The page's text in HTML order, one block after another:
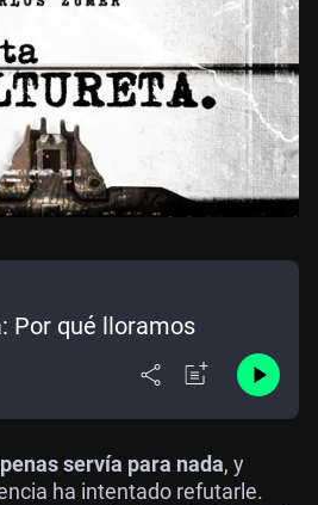
Por qué lloramos
servía para nada, y
ha intentado refutarle.